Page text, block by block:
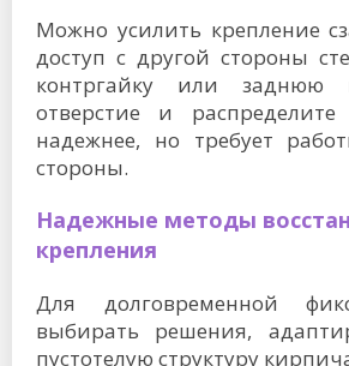
Можно усилить крепление
доступ с другой стороны
контргайку или заднюю
отверстие и распределите
надежнее, но требует
стороны.
Надежные методы
крепления
Для долговременной
выбирать решения,
пустотелую структуру